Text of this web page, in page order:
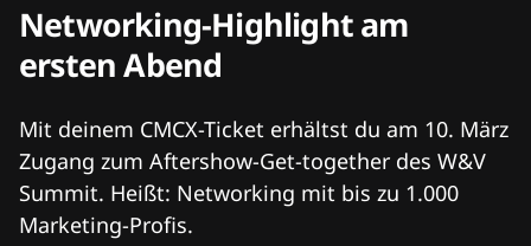
Networking-Highlight am
ersten Abend
Mit deinem CMCX-Ticket erhältst du am 10. März
Zugang zum Aftershow-Get-together des W&V
Summit. Heißt: Networking mit bis zu 1.000
Marketing-Profis.